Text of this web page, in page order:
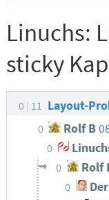
Linuchs:
sticky
0 11 Layout-
0 Rolf B
0
0 Rolf
0